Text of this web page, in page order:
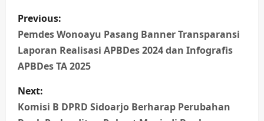
P
o
s
t
n
Previous:
Pemdes Wonoayu Pasang Banner Transparansi
Laporan Realisasi APBDes 2024 dan Infografis
APBDes TA 2025
Next:
Komisi B DPRD Sidoarjo Berharap Perubahan